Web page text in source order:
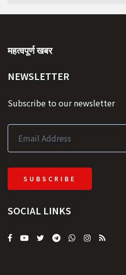
महत्वपूर्ण खबर
NEWSLETTER
Subscribe to our newsletter
SUBSCRIBE
SOCIAL LINKS